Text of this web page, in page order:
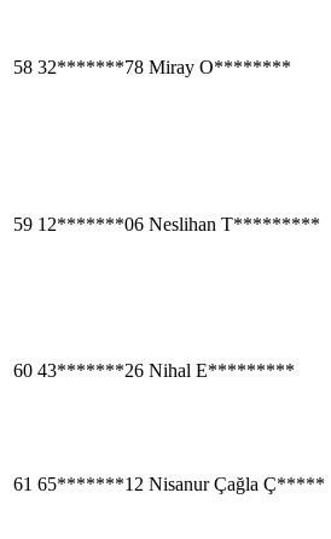
58 32*******78 Miray O********
59 12*******06 Neslihan T*********
60 43*******26 Nihal E*********
61 65*******12 Nisanur Çağla Ç*****